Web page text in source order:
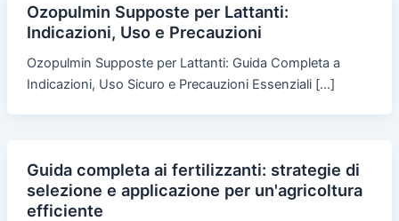
Ozopulmin Supposte per Lattanti:
Indicazioni, Uso e Precauzioni
Ozopulmin Supposte per Lattanti: Guida Completa a
Indicazioni, Uso Sicuro e Precauzioni Essenziali […]
Guida completa ai fertilizzanti: strategie di
selezione e applicazione per un'agricoltura
efficiente